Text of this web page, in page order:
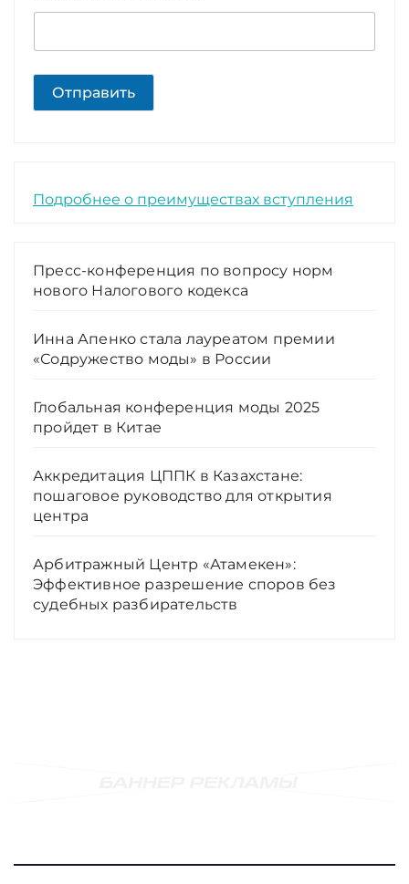
Отправить
Подробнее о преимуществах вступления
Пресс-конференция по вопросу норм
нового Налогового кодекса
Инна Апенко стала лауреатом премии
«Содружество моды» в России
Глобальная конференция моды 2025
пройдет в Китае
Аккредитация ЦППК в Казахстане:
пошаговое руководство для открытия
центра
Арбитражный Центр «Атамекен»:
Эффективное разрешение споров без
судебных разбирательств